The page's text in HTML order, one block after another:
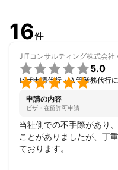
16件
JITコンサルティング株式会社


5.0
ビザ申請代行・入管業務代行
申請の内容
ビザ・在留許可申請
当社側での不手際があり
ことがありましたが、丁
ております。